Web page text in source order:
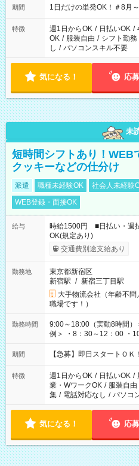
期間 1日だけの単発OK！＃8月
特徴 週1日からOK / 日払いOK /
OK / 服装自由 / シフト勤務
し / パソコンスキル不要
気になる！ 応
未
短時間シフトあり！WEB
クッキーなどの仕分け
派遣 職種未経験OK 社会人未経験
WEB登録・面接OK
給与
時給1500円 ■日払い・週
OK(規定あり)
交通費別途支給あり
勤務地
東京都新宿区
新宿駅 / 新宿三丁目駅
大手物流会社（年齢不
職場です！）
勤務時間
9:00～18:00（実動8時間） 希望の時間帯を選べます！ ＜シフト
例＞ ・8：30～12：00 ・
・13：00～22：00 ・22：
期間 【急募】即日スタートＯ
特徴 週1日からOK / 日払いOK /
業・WワークOK / 服装自由
集 / 電話対応なし / パソコ
気になる！ 応